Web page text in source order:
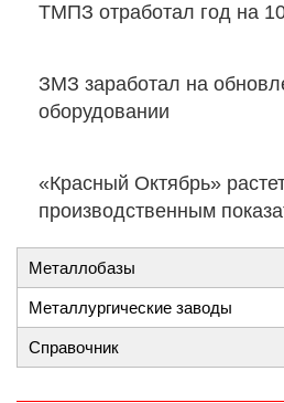
ТМПЗ отработал год на
ЗМЗ заработал на
оборудовании
«Красный Октябрь»
производственным
Металлобазы
Металлургические заводы
Справочник